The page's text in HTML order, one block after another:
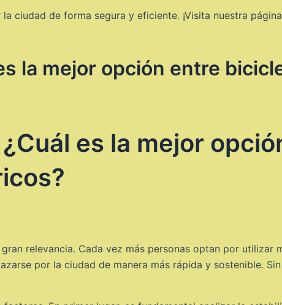
ciudad de forma segura y eficiente. ¡Visita nuestra
la mejor opción entre
es la mejor
relevancia. Cada vez más personas optan por utilizar
por la ciudad de manera más rápida y sostenible.